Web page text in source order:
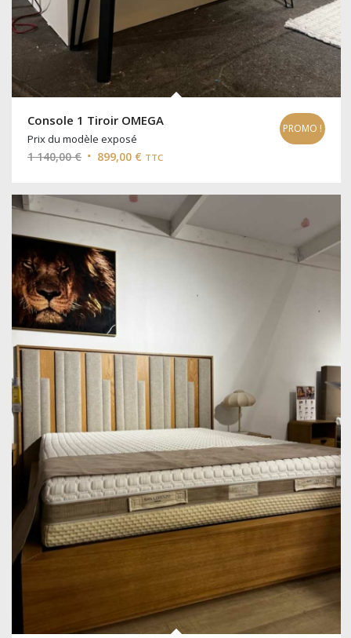
Console 1 Tiroir OMEGA
Prix du modèle exposé
1 140,00€ Le
initial
était :
140,00 €.
899,00 € Le
actuel
est :
899,00 €.
TTC
PROMO !